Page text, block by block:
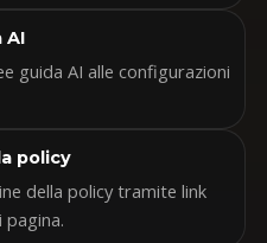
AI
guida AI alle configurazioni
policy
della policy tramite link
pagina.